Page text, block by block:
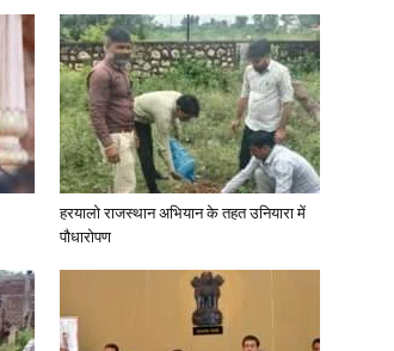
हरयालो राजस्थान अभियान के तहत उनियारा में
पौधारोपण